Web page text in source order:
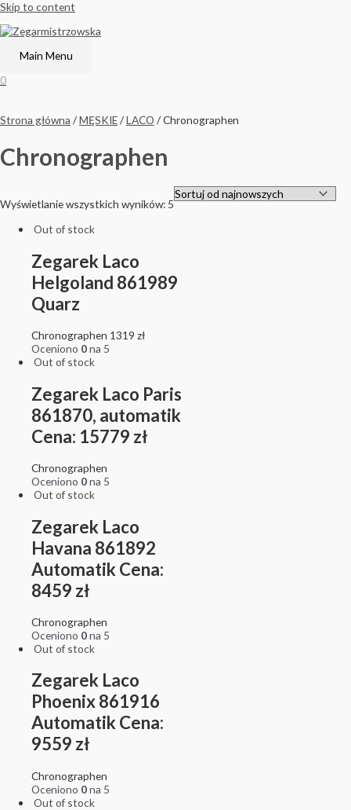
Skip to content
Main Menu
0
Strona główna /MĘSKIE/LACO / Chronographen
Chronographen
Wyświetlanie wszystkich wyników: 5
Out of stock
Zegarek Laco
Helgoland 861989
Quarz
Chronographen 1319 zł
Oceniono 0na 5
Out of stock
Zegarek Laco Paris
861870, automatik
Cena: 15779 zł
Chronographen
Oceniono 0na 5
Out of stock
Zegarek Laco
Havana 861892
Automatik Cena:
8459 zł
Chronographen
Oceniono 0na 5
Out of stock
Zegarek Laco
Phoenix 861916
Automatik Cena:
9559 zł
Chronographen
Oceniono 0na 5
Out of stock